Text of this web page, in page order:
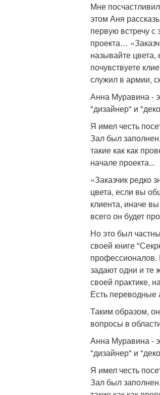
Мне
этом Аня
первую встречу с
проекта…
называйте цвета,
почувствуете
служил в армии,
Анна Муравина -
"дизайнер" и
Я имел честь
Зал был
такие как как
начале проекта...
«Заказчик редко
цвета, если вы
клиента, иначе
всего он будет
Но это был
своей книге
профессионалов.
задают одни и те
своей практике,
Есть переводные
Таким образом,
вопросы в
Анна Муравина -
"дизайнер" и
Я имел честь
Зал был